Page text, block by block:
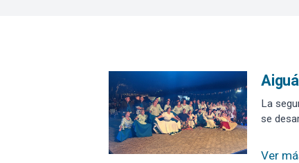
La
se
Ver